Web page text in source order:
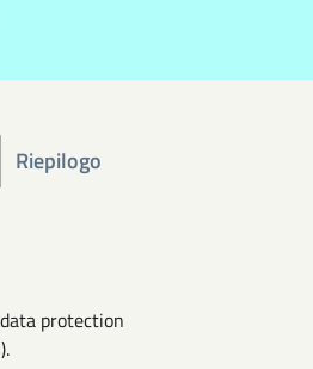
Riepilogo
protection